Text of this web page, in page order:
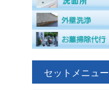
セットメニュー